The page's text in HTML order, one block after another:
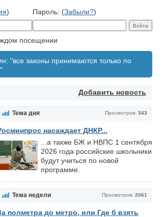
) Пароль: (Забыли?)
посещении
"все законы принимаются только по
Добавить новость
Просмотров: 343
Тема дня
насаждает ДНКР...
...а также БЖ и НВПС 1 сентября
2026 года российские школьники
будут учиться по новой
программе.
Просмотров: 2061
Тема недели
полметра до метро, или Где б взять